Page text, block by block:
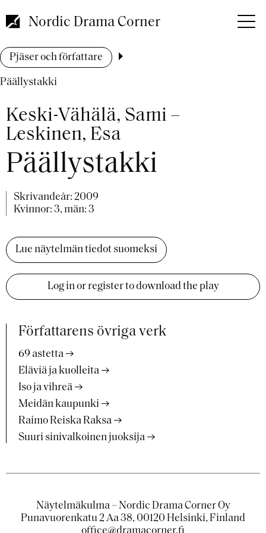
till
huvudinnehåll
Nordic Drama Corner
Länkstig
Pjäser och författare
Päällystakki
Keski-Vähälä, Sami –
Leskinen, Esa
Päällystakki
Skrivandeår: 2009
Kvinnor: 3, män: 3
Lue näytelmän tiedot suomeksi
Log in or register to download the play
Författarens övriga verk
69 astetta
Eläviä ja kuolleita
Iso ja vihreä
Meidän kaupunki
Raimo Reiska Raksa
Suuri sinivalkoinen juoksija
Näytelmäkulma – Nordic Drama Corner Oy
Punavuorenkatu 2 Aa 38, 00120 Helsinki, Finland